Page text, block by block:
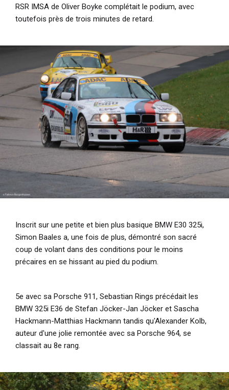
RSR IMSA de Oliver Boyke complétait le podium, avec
toutefois près de trois minutes de retard.
Inscrit sur une petite et bien plus basique BMW E30 325i,
Simon Baales a, une fois de plus, démontré son sacré
coup de volant dans des conditions pour le moins
précaires en se hissant au pied du podium.
5e avec sa Porsche 911, Sebastian Rings précédait les
BMW 325i E36 de Stefan Jöcker-Jan Jöcker et Sascha
Hackmann-Matthias Hackmann tandis qu'Alexander Kolb,
auteur d'une jolie remontée avec sa Porsche 964, se
classait au 8e rang.